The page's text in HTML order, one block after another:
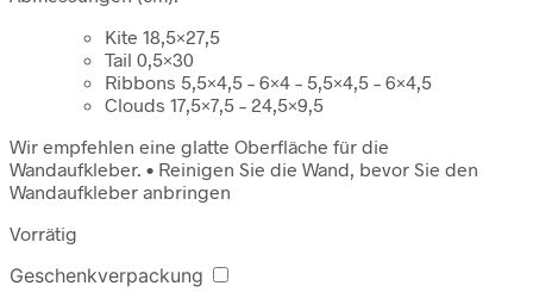
Kite 18,5×27,5
Tail 0,5×30
Ribbons 5,5×4,5 – 6×4 – 5,5×4,5 – 6×4,5
Clouds 17,5×7,5 – 24,5×9,5
Wir empfehlen eine glatte Oberfläche für die
Wandaufkleber. • Reinigen Sie die Wand, bevor Sie den
Wandaufkleber anbringen
Vorrätig
Geschenkverpackung